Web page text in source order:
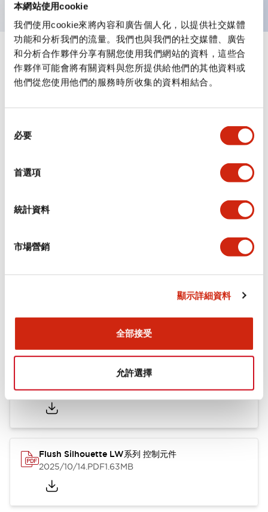
本網站使用cookie
我們使用cookie來將內容和廣告個人化，以提供社交媒體
功能和分析我們的流量。我們也與我們的社交媒體、廣告
和分析合作夥伴分享有關您使用我們網站的資料，這些合
作夥伴可能會將有關資料與您所提供給他們的其他資料或
他們從您使用他們的服務時所收集的資料相結合。
必要
首選項
統計資料
市場營銷
顯示詳細資料
全部接受
允許選擇
規格 顯示全部
審美規範
安裝和安裝規範
認證與標準
Flush Silhouette LW系列 控制元件 (英文版)
2025/09/19.PDF1.23MB
Flush Silhouette LW系列 控制元件
2025/10/14.PDF1.63MB